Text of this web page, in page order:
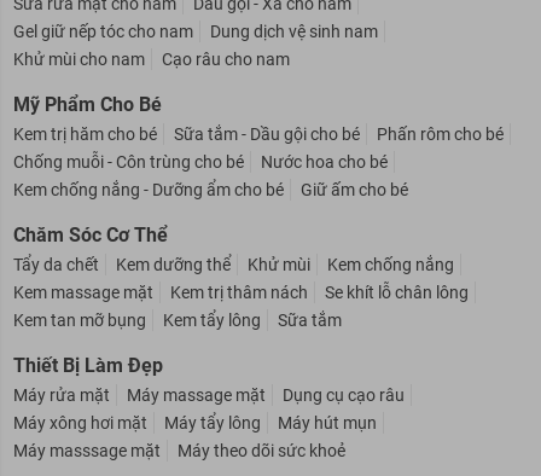
Sữa rửa mặt cho nam
Dầu gội - Xả cho nam
Gel giữ nếp tóc cho nam
Dung dịch vệ sinh nam
Khử mùi cho nam
Cạo râu cho nam
Mỹ Phẩm Cho Bé
Kem trị hăm cho bé Sữa tắm - Dầu gội cho bé
Phấn rôm cho bé
Chống muỗi - Côn trùng cho bé
Nước hoa cho bé
Kem chống nắng - Dưỡng ẩm cho bé
Giữ ấm cho bé
Chăm Sóc Cơ Thể
Tẩy da chết Kem dưỡng thể Khử mùi
Kem chống nắng
Kem massage mặt
Kem trị thâm nách
Se khít lỗ chân lông
Kem tan mỡ bụng
Kem tẩy lông Sữa tắm
Thiết Bị Làm Đẹp
Máy rửa mặt Máy massage mặt
Dụng cụ cạo râu
Máy xông hơi mặt
Máy tẩy lông
Máy hút mụn
Máy masssage mặt
Máy theo dõi sức khoẻ